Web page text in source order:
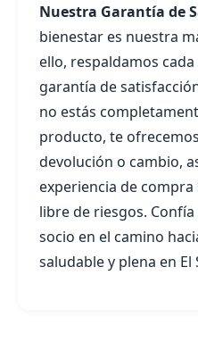
Nuestra Garantía de
bienestar es nuestra
ello, respaldamos
garantía de
no estás
producto, te
devolución o cambio,
experiencia de
libre de riesgos.
socio en el camino
saludable y plena en El